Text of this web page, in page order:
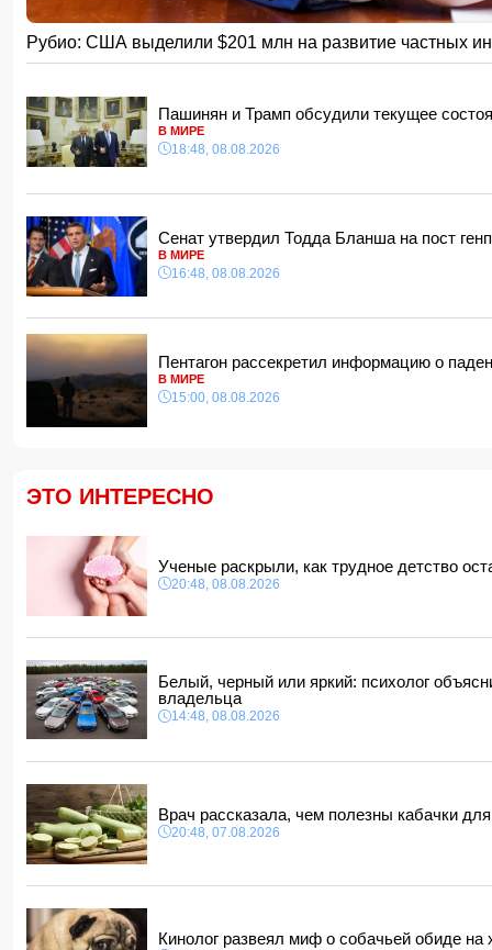
Никол Пашинян позвонил Ильхаму Алиеву
12:48, 08.08.2026
СМИ: США ищут на Кубе фигуру для повторения
Рубио: США выделили $201 млн на развитие частных
Пашинян и Трамп обсудили текущее
В МИРЕ
18:48, 08.08.2026
Сенат утвердил Тодда Бланша на пост
В МИРЕ
16:48, 08.08.2026
Пентагон рассекретил информацию о
В МИРЕ
15:00, 08.08.2026
ЭТО ИНТЕРЕСНО
Ученые раскрыли, как трудное детство
20:48, 08.08.2026
Белый, черный или яркий: психолог
владельца
14:48, 08.08.2026
Врач рассказала, чем полезны кабачки
20:48, 07.08.2026
Кинолог развеял миф о собачьей обиде